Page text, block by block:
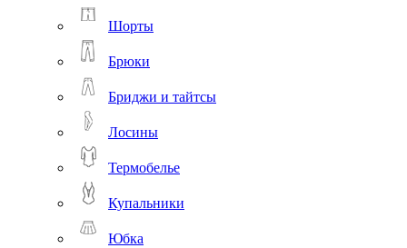
Шорты
Брюки
Бриджи и тайтсы
Лосины
Термобелье
Купальники
Юбка